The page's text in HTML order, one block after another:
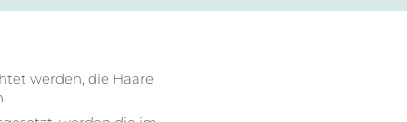
werden, die Haare